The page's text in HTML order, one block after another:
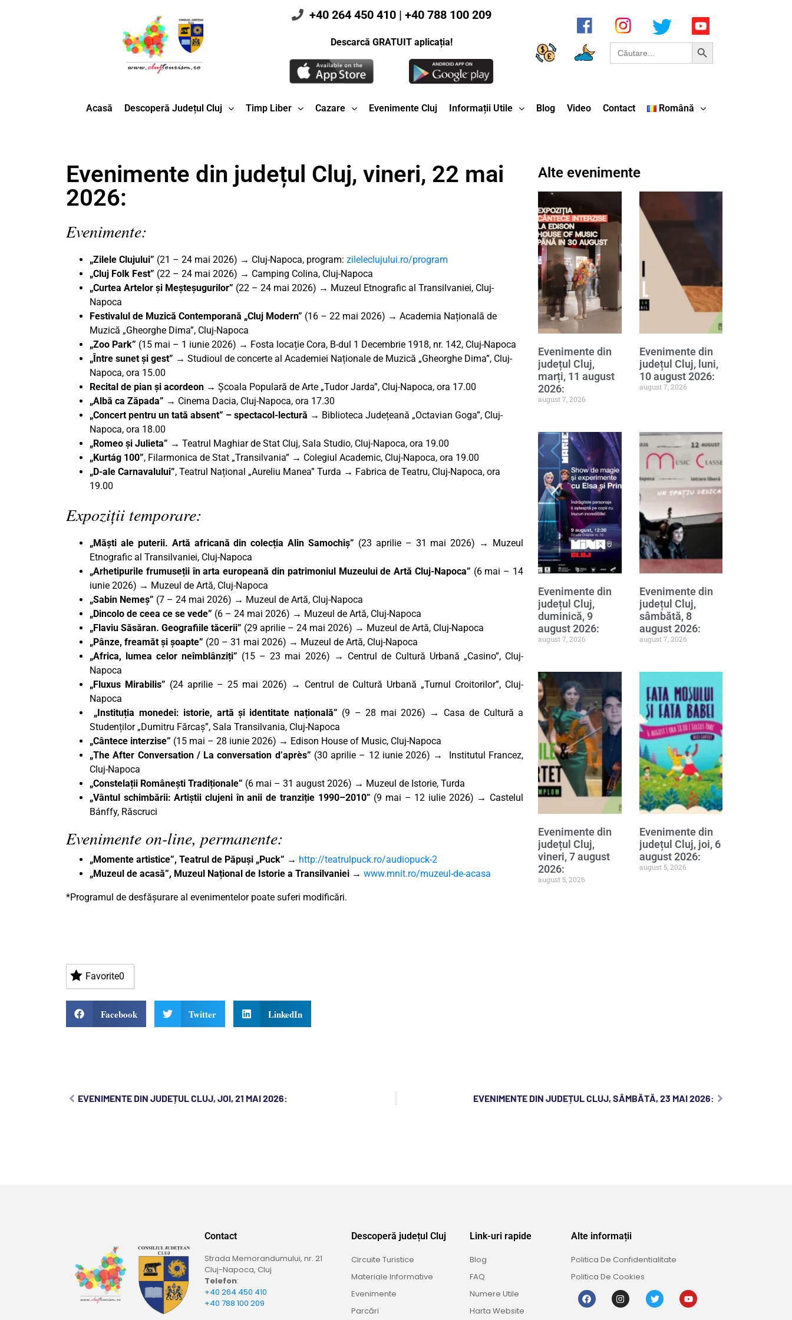
+40 264 450 410 | +40 788 100 209
Descarcă GRATUIT aplicația! Search
for:
Search Button
Acasă Descoperă Județul Cluj Timp Liber Cazare Evenimente Cluj Informații Utile Blog Video Contact Română
Evenimente din județul Cluj, vineri, 22 mai
2026:
Evenimente:
„Zilele Clujului” (21 – 24 mai 2026) → Cluj-Napoca, program: zileleclujului.ro/program
„Cluj Folk Fest” (22 – 24 mai 2026) → Camping Colina, Cluj-Napoca
„Curtea Artelor și Meșteșugurilor” (22 – 24 mai 2026) → Muzeul Etnografic al Transilvaniei, Cluj-
Napoca
Festivalul de Muzică Contemporană „Cluj Modern” (16 – 22 mai 2026) → Academia Națională de
Muzică „Gheorghe Dima”, Cluj-Napoca
„Zoo Park” (15 mai – 1 iunie 2026) → Fosta locație Cora, B-dul 1 Decembrie 1918, nr. 142, Cluj-Napoca
„Între sunet și gest” → Studioul de concerte al Academiei Naționale de Muzică „Gheorghe Dima”, Cluj-
Napoca, ora 15.00
Recital de pian și acordeon → Școala Populară de Arte „Tudor Jarda”, Cluj-Napoca, ora 17.00
„Albă ca Zăpada” → Cinema Dacia, Cluj-Napoca, ora 17.30
„Concert pentru un tată absent” – spectacol-lectură → Biblioteca Județeană „Octavian Goga”, Cluj-
Napoca, ora 18.00
„Romeo și Julieta” → Teatrul Maghiar de Stat Cluj, Sala Studio, Cluj-Napoca, ora 19.00
„Kurtág 100”, Filarmonica de Stat „Transilvania” → Colegiul Academic, Cluj-Napoca, ora 19.00
„D-ale Carnavalului”, Teatrul Național „Aureliu Manea” Turda → Fabrica de Teatru, Cluj-Napoca, ora
19.00
Expoziții temporare:
„Măști ale puterii. Artă africană din colecția Alin Samochiș” (23 aprilie – 31 mai 2026) → Muzeul
Etnografic al Transilvaniei, Cluj-Napoca
„Arhetipurile frumuseții în arta europeană din patrimoniul Muzeului de Artă Cluj-Napoca” (6 mai – 14
iunie 2026) → Muzeul de Artă, Cluj-Napoca
„Sabin Nemeș” (7 – 24 mai 2026) → Muzeul de Artă, Cluj-Napoca
„Dincolo de ceea ce se vede” (6 – 24 mai 2026) → Muzeul de Artă, Cluj-Napoca
„Flaviu Săsăran. Geografiile tăcerii” (29 aprilie – 24 mai 2026) → Muzeul de Artă, Cluj-Napoca
„Pânze, freamăt și șoapte” (20 – 31 mai 2026) → Muzeul de Artă, Cluj-Napoca
„Africa, lumea celor neîmblânziți” (15 – 23 mai 2026) → Centrul de Cultură Urbană „Casino”, Cluj-
Napoca
„Fluxus Mirabilis” (24 aprilie – 25 mai 2026) → Centrul de Cultură Urbană „Turnul Croitorilor”, Cluj-
Napoca
„Instituția monedei: istorie, artă și identitate națională” (9 – 28 mai 2026) → Casa de Cultură a
Studenților „Dumitru Fărcaș”, Sala Transilvania, Cluj-Napoca
„Cântece interzise” (15 mai – 28 iunie 2026) → Edison House of Music, Cluj-Napoca
„The After Conversation / La conversation d’après” (30 aprilie – 12 iunie 2026) → Institutul Francez,
Cluj-Napoca
„Constelații Românești Tradiționale” (6 mai – 31 august 2026) → Muzeul de Istorie, Turda
„Vântul schimbării: Artiștii clujeni în anii de tranziție 1990–2010” (9 mai – 12 iulie 2026) → Castelul
Bánffy, Răscruci
Evenimente on-line, permanente:
„Momente artistice”, Teatrul de Păpuși „Puck” → http://teatrulpuck.ro/audiopuck-2
„Muzeul de acasă”, Muzeul Național de Istorie a Transilvaniei → www.mnit.ro/muzeul-de-acasa
*Programul de desfășurare al evenimentelor poate suferi modificări.
Favorite0
Facebook Twitter LinkedIn
Alte evenimente
Evenimente din
județul Cluj,
marți, 11 august
2026:
august 7, 2026
Evenimente din
județul Cluj, luni,
10 august 2026:
august 7, 2026
Evenimente din
județul Cluj,
duminică, 9
august 2026:
august 7, 2026
Evenimente din
județul Cluj,
sâmbătă, 8
august 2026:
august 7, 2026
Evenimente din
județul Cluj,
vineri, 7 august
2026:
august 5, 2026
Evenimente din
județul Cluj, joi, 6
august 2026:
august 5, 2026
EVENIMENTE DIN JUDEȚUL CLUJ, JOI, 21 MAI 2026: EVENIMENTE DIN JUDEȚUL CLUJ, SÂMBĂTĂ, 23 MAI 2026:
Contact
Strada Memorandumului, nr. 21
Cluj-Napoca, Cluj
Telefon:
+40 264 450 410
+40 788 100 209
Descoperă județul Cluj
Circuite Turistice
Materiale Informative
Evenimente
Parcări
Link-uri rapide
Blog
FAQ
Numere Utile
Harta Website
Alte informații
Politica De Confidentialitate
Politica De Cookies